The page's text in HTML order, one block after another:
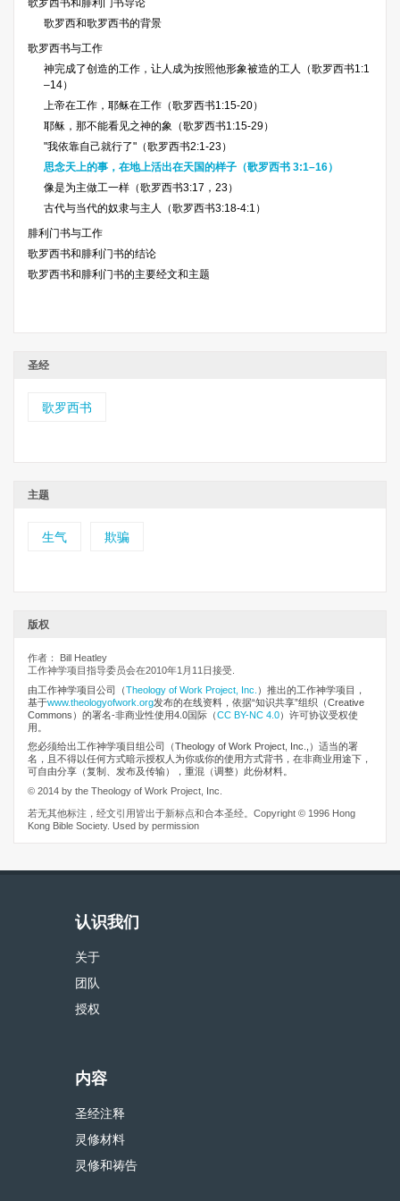
歌罗西书和腓利门书导论
歌罗西和歌罗西书的背景
歌罗西书与工作
神完成了创造的工作，让人成为按照他形象被造的工人（歌罗西书1:1
–14）
上帝在工作，耶稣在工作（歌罗西书1:15-20）
耶稣，那不能看见之神的象（歌罗西书1:15-29）
"我依靠自己就行了"（歌罗西书2:1-23）
思念天上的事，在地上活出在天国的样子（歌罗西书 3:1–16）
像是为主做工一样（歌罗西书3:17，23）
古代与当代的奴隶与主人（歌罗西书3:18-4:1）
腓利门书与工作
歌罗西书和腓利门书的结论
歌罗西书和腓利门书的主要经文和主题
圣经
歌罗西书
主题
生气 欺骗
版权
作者： Bill Heatley
工作神学项目指导委员会在2010年1月11日接受.
由工作神学项目公司
（Theology of Work Project, Inc. ）推出的工作神学项目，
基于www.theologyofwork.org发布的在线资料，依据“知识共享”组织（Creative
Commons）的署名-非商业性使用4.0国际（CC BY-NC 4.0）许可协议受权使
用。
您必须给出工作神学项目组公司（Theology of Work Project, Inc.,）适当的署
名，且不得以任何方式暗示授权人为你或你的使用方式背书，在非商业用途下，
可自由分享（复制、发布及传输），重混（调整）此份材料。
© 2014 by the Theology of Work Project, Inc.
若无其他标注，经文引用皆出于新标点和合本圣经。Copyright © 1996 Hong
Kong Bible Society. Used by permission
认识我们
关于
团队
授权
内容
圣经注释
灵修材料
灵修和祷告